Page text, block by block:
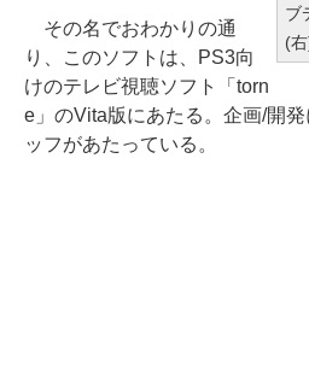
ブ
(
その名でおわかりの通
り、このソフトは、PS3向
けのテレビ視聴ソフト「torn
e」のVita版にあたる。企画/開
ッフがあたっている。